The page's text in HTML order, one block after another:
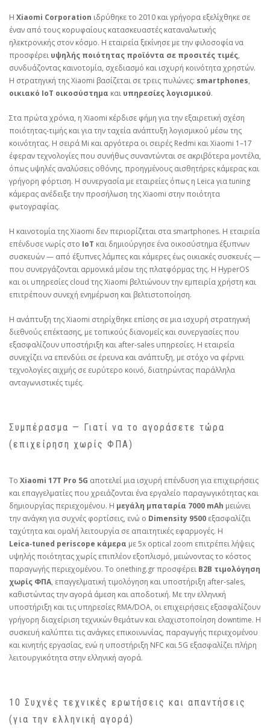
Η Xiaomi Corporation ιδρύθηκε το 2010 και γρήγορα εξελίχθηκε σε
έναν από τους κορυφαίους κατασκευαστές καταναλωτικής
ηλεκτρονικής στον κόσμο. Η εταιρεία ξεκίνησε με την φιλοσοφία να
προσφέρει υψηλής ποιότητας προϊόντα σε προσιτές τιμές,
συνδυάζοντας καινοτομία, σχεδιασμό και ισχυρή κοινότητα χρηστών.
Η στρατηγική της Xiaomi βασίζεται σε τρεις πυλώνες: smartphones,
οικιακό IoT οικοσύστημα και υπηρεσίες λογισμικού.
Στα πρώτα χρόνια, η Xiaomi κέρδισε φήμη για την εξαιρετική σχέση
ποιότητας‑τιμής και για την ταχεία ανάπτυξη λογισμικού μέσω της
κοινότητας. Η σειρά Mi και αργότερα οι σειρές Redmi και Xiaomi 1–17
έφεραν τεχνολογίες που συνήθως συναντώνται σε ακριβότερα μοντέλα,
όπως υψηλές αναλύσεις οθόνης, προηγμένους αισθητήρες κάμερας και
γρήγορη φόρτιση. Η συνεργασία με εταιρείες όπως η Leica για tuning
κάμερας ανέδειξε την προσήλωση της Xiaomi στην ποιότητα
φωτογραφίας.
Η καινοτομία της Xiaomi δεν περιορίζεται στα smartphones. Η εταιρεία
επένδυσε νωρίς στο IoT και δημιούργησε ένα οικοσύστημα έξυπνων
συσκευών — από έξυπνες λάμπες και κάμερες έως οικιακές συσκευές —
που συνεργάζονται αρμονικά μέσω της πλατφόρμας της. Η HyperOS
και οι υπηρεσίες cloud της Xiaomi βελτιώνουν την εμπειρία χρήστη και
επιτρέπουν συνεχή ενημέρωση και βελτιστοποίηση.
Η ανάπτυξη της Xiaomi στηρίχθηκε επίσης σε μια ισχυρή στρατηγική
διεθνούς επέκτασης, με τοπικούς διανομείς και συνεργασίες που
εξασφαλίζουν υποστήριξη και after‑sales υπηρεσίες. Η εταιρεία
συνεχίζει να επενδύει σε έρευνα και ανάπτυξη, με στόχο να φέρνει
τεχνολογίες αιχμής σε ευρύτερο κοινό, διατηρώντας παράλληλα
ανταγωνιστικές τιμές.
Συμπέρασμα — Γιατί να το αγοράσετε τώρα
(επιχείρηση χωρίς ΦΠΑ)
Το Xiaomi 17T Pro 5G αποτελεί μια ισχυρή επένδυση για επιχειρήσεις
και επαγγελματίες που χρειάζονται ένα εργαλείο παραγωγικότητας και
δημιουργίας περιεχομένου. Η μεγάλη μπαταρία 7000 mAh μειώνει
την ανάγκη για συχνές φορτίσεις, ενώ ο Dimensity 9500 εξασφαλίζει
ταχύτητα και ομαλή λειτουργία σε απαιτητικές εφαρμογές. Η
Leica‑tuned periscope κάμερα με 5x optical zoom επιτρέπει λήψεις
υψηλής ποιότητας χωρίς επιπλέον εξοπλισμό, μειώνοντας το κόστος
παραγωγής περιεχομένου. Το onething.gr προσφέρει B2B τιμολόγηση
χωρίς ΦΠΑ, επαγγελματική τιμολόγηση και υποστήριξη after‑sales,
καθιστώντας την αγορά άμεση και αποδοτική. Με την ελληνική
υποστήριξη και τις υπηρεσίες RMA/DOA, οι επιχειρήσεις εξασφαλίζουν
γρήγορη διαχείριση τεχνικών θεμάτων και ελαχιστοποίηση downtime. Η
συσκευή καλύπτει τις ανάγκες επικοινωνίας, παραγωγής περιεχομένου
και κινητής εργασίας, ενώ η υποστήριξη NFC και 5G εξασφαλίζει πλήρη
λειτουργικότητα στην ελληνική αγορά.
10 Συχνές τεχνικές ερωτήσεις και απαντήσεις
(για την ελληνική αγορά)